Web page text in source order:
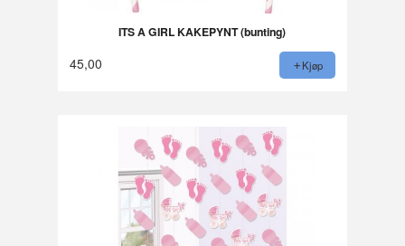
ITS A GIRL KAKEPYNT (bunting)
45,00 Kjøp